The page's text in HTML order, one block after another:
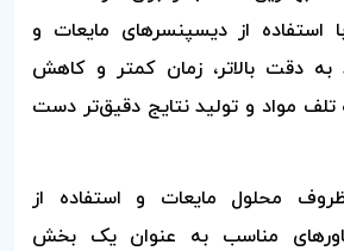
استفاده از دیسپنسرهای مایعات و
به دقت بالاتر، زمان کمتر و کاهش
تلف مواد و تولید نتایج دقیق‌تر دست
محلول مایعات و استفاده از
مناسب به عنوان یک بخش